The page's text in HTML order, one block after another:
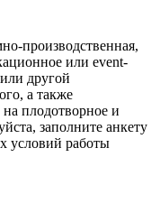
производственная,
или event-
другой
а также
плодотворное и
заполните анкету
условий работы